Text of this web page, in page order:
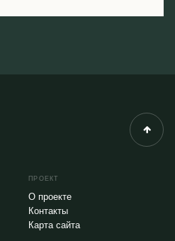
ПРОЕКТ
О проекте
Контакты
Карта сайта